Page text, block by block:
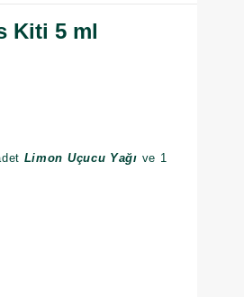
Kiti 5 ml
Limon Uçucu Yağı ve 1